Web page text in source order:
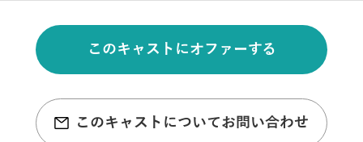
このキャストにオファーする
このキャストについてお問い合わせ